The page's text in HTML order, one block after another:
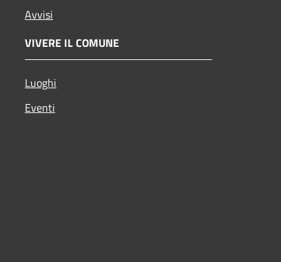
Avvisi
VIVERE IL COMUNE
Luoghi
Eventi